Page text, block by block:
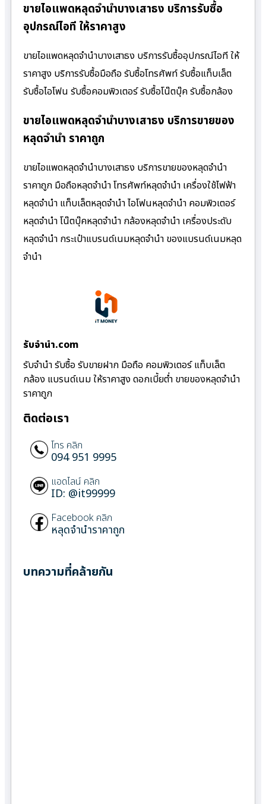
ขายไอแพดหลุดจำนำบางเสาธง บริการรับซื้อ
อุปกรณ์ไอที ให้ราคาสูง
ขายไอแพดหลุดจำนำบางเสาธง บริการรับซื้ออุปกรณ์ไอที ให้
ราคาสูง บริการรับซื้อมือถือ รับซื้อโทรศัพท์ รับซื้อแท็บเล็ต
รับซื้อไอโฟน รับซื้อคอมพิวเตอร์ รับซื้อโน๊ตบุ๊ค รับซื้อกล้อง
ขายไอแพดหลุดจำนำบางเสาธง บริการขายของ
หลุดจำนำ ราคาถูก
ขายไอแพดหลุดจำนำบางเสาธง บริการขายของหลุดจำนำ
ราคาถูก มือถือหลุดจำนำ โทรศัพท์หลุดจำนำ เครื่องใช้ไฟฟ้า
หลุดจำนำ แท็บเล็ตหลุดจำนำ ไอโฟนหลุดจำนำ คอมพิวเตอร์
หลุดจำนำ โน๊ตบุ๊คหลุดจำนำ กล้องหลุดจำนำ เครื่องประดับ
หลุดจำนำ กระเป๋าแบรนด์เนมหลุดจำนำ ของแบรนด์เนมหลุด
จำนำ
รับจํานํา.com
รับจำนำ รับซื้อ รับขายฝาก มือถือ คอมพิวเตอร์ แท็บเล็ต
กล้อง แบรนด์เนม ให้ราคาสูง ดอกเบี้ยต่ำ ขายของหลุดจำนำ
ราคาถูก
ติดต่อเรา
โทร คลิก
094 951 9995
แอดไลน์ คลิก
ID: @it99999
Facebook คลิก
หลุดจำนำราคาถูก
บทความที่คล้ายกัน